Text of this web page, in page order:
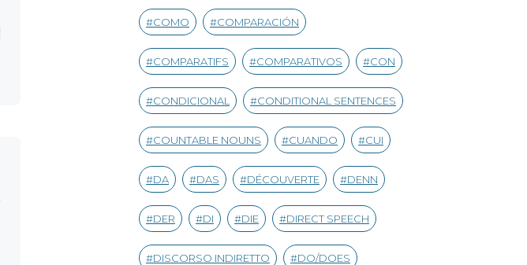
COMO COMPARACIÓN
COMPARATIFS COMPARATIVOS CON
CONDICIONAL CONDITIONAL SENTENCES
COUNTABLE NOUNS CUANDO CUI
DA DAS DÉCOUVERTE DENN
DER DI DIE DIRECT SPEECH
DISCORSO INDIRETTO DO/DOES